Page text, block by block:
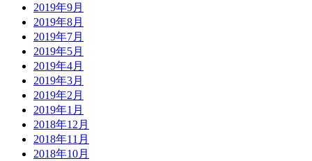
2019年9月
2019年8月
2019年7月
2019年5月
2019年4月
2019年3月
2019年2月
2019年1月
2018年12月
2018年11月
2018年10月